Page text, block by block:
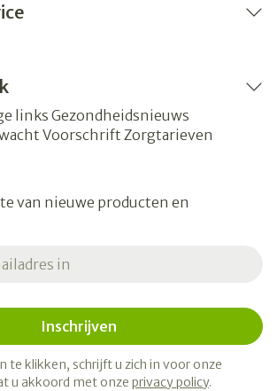
links Gezondheidsnieuws
Voorschrift Zorgtarieven
van nieuwe producten en
Inschrijven
te klikken, schrijft u zich in voor onze
u akkoord met onze privacy policy.